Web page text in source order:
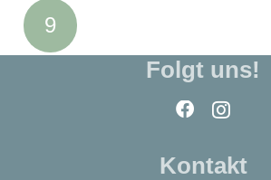
9
Folgt uns!
Kontakt